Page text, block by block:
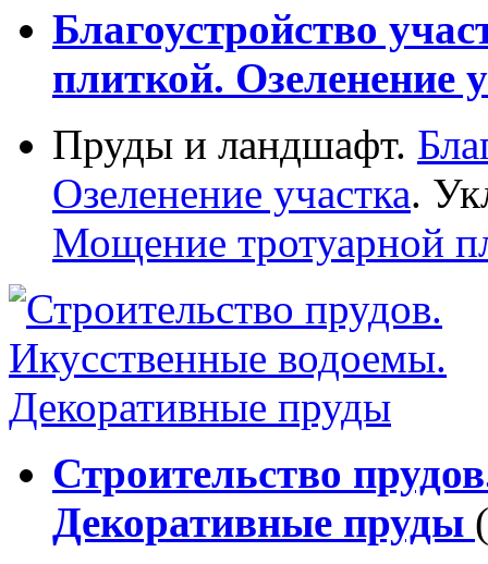
Благоустройство
плиткой. Озеленение
Пруды и ландшафт.
Озеленение участка.
Мощение тротуарной
Строительство
Декоративные пруды